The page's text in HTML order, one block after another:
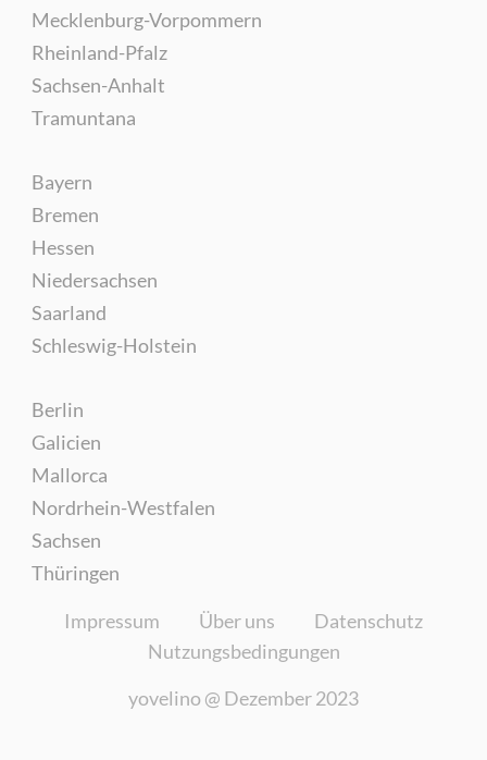
Mecklenburg-Vorpommern
Rheinland-Pfalz
Sachsen-Anhalt
Tramuntana
Bayern
Bremen
Hessen
Niedersachsen
Saarland
Schleswig-Holstein
Berlin
Galicien
Mallorca
Nordrhein-Westfalen
Sachsen
Thüringen
Impressum Über uns
Datenschutz
Nutzungsbedingungen
yovelino @ Dezember 2023